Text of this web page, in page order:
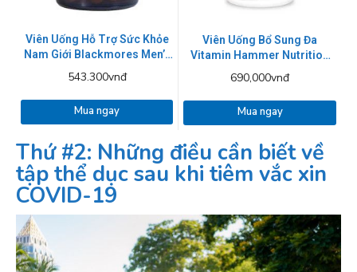
Viên Uống Hỗ Trợ Sức Khỏe
Nam Giới Blackmores Men’s
543.300vnđ
Mua ngay
Viên Uống Bổ Sung Đa
Vitamin Hammer Nutrition
690,000vnđ
Mua ngay
Thứ #2: Những điều cần biết về
tập thể dục sau khi tiêm vắc xin
COVID-19